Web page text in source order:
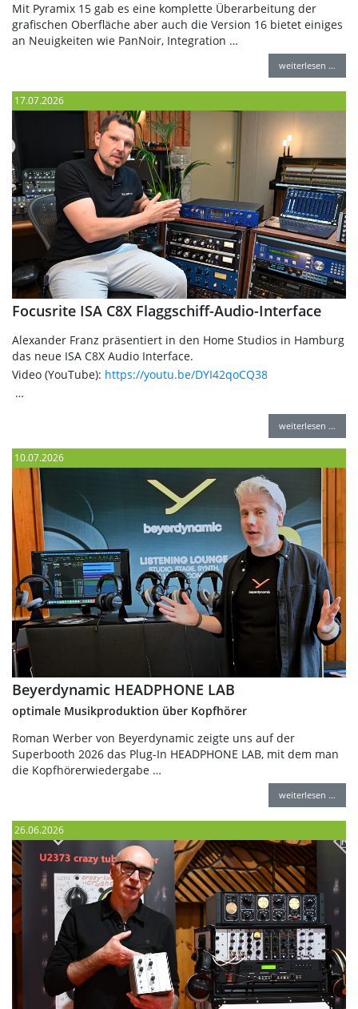
Mit Pyramix 15 gab es eine komplette Überarbeitung der
grafischen Oberfläche aber auch die Version 16 bietet einiges
an Neuigkeiten wie PanNoir, Integration …
weiterlesen …
17.07.2026
Focusrite ISA C8X Flaggschiff-Audio-Interface
Alexander Franz präsentiert in den Home Studios in Hamburg
das neue ISA C8X Audio Interface.
Video (YouTube): https://youtu.be/DYI42qoCQ38
…
weiterlesen …
10.07.2026
Beyerdynamic HEADPHONE LAB
optimale Musikproduktion über Kopfhörer
Roman Werber von Beyerdynamic zeigte uns auf der
Superbooth 2026 das Plug-In HEADPHONE LAB, mit dem man
die Kopfhörerwiedergabe …
weiterlesen …
26.06.2026